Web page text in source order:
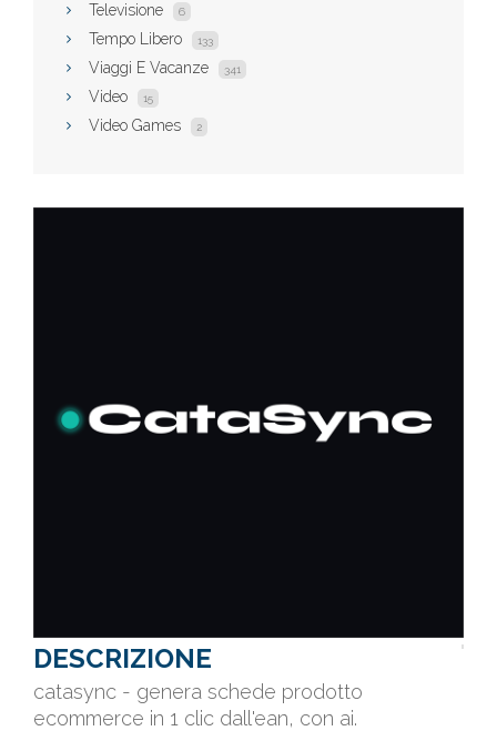
Televisione 6
Tempo Libero 133
Viaggi E Vacanze 341
Video 15
Video Games 2
DESCRIZIONE
catasync - genera schede prodotto
ecommerce in 1 clic dall'ean, con ai.